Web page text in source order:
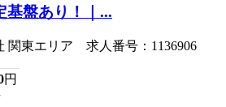
基盤あり！｜...
関東エリア 求人番号：1136906
円